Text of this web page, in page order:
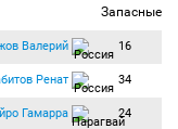
Запасные
Валерий 16
Ренат 34
Гамарра 24